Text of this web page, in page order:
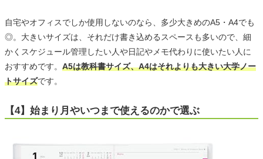
自宅やオフィスでしか使用しないのなら、多少大きめのA5・A4でも
◎。大きいサイズは、それだけ書き込めるスペースも多いので、細
かくスケジュール管理したい人や日記やメモ代わりに使いたい人に
おすすめです。 A5は教科書サイズ、A4はそれよりも大きい大学ノー
トサイズです。
【4】始まり月やいつまで使えるのかで選ぶ